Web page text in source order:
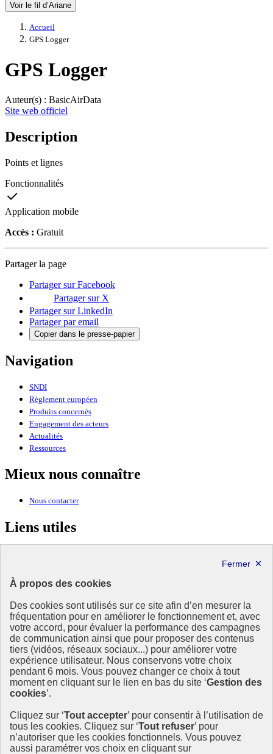
Voir le fil d’Ariane
Accueil
GPS Logger
GPS Logger
Auteur(s) : BasicAirData
Site web officiel
Description
Points et lignes
Fonctionnalités
Application mobile
Accès : Gratuit
Partager la page
Partager sur Facebook
Partager sur X
Partager sur LinkedIn
Partager par email
Copier dans le presse-papier
Navigation
SNDI
Règlement européen
Produits concernés
Engagement des acteurs
Actualités
Ressources
Mieux nous connaître
Nous contacter
Liens utiles
Négociations internationales sur le climat et la nature
MINISTÈRE
ÉCOLOGIQUE,
DE L'ÉNERGIE, DU CLIMAT
ET DE LA PRÉVENTION
DES RISQUES
Ce site est administré par le Commissariat général au développement
durable (CGDD), direction transversale du ministère de la Transition
écologique et de la Cohésion des territoires (MTECT), en charge du
pilotage de la mise en œuvre de la SNDI. Cette stratégie
l’Économie, de l’Europe et des affaires étrangères et de la
Recherche.
info.gouv.fr- ouvre une nouvelle fenêtre
À propos des cookies
Des cookies sont utilisés sur ce site afin d’en mesurer la
fréquentation pour en améliorer le fonctionnement et, avec
votre accord, pour évaluer la performance des campagnes
de communication ainsi que pour proposer des contenus
tiers (vidéos, réseaux sociaux...) pour améliorer votre
expérience utilisateur. Nous conservons votre choix
pendant 6 mois. Vous pouvez changer ce choix à tout
moment en cliquant sur le lien en bas du site ‘Gestion des
cookies’.
Cliquez sur ‘Tout accepter’ pour consentir à l’utilisation de
tous les cookies. Cliquez sur ‘Tout refuser’ pour
n’autoriser que les cookies fonctionnels. Vous pouvez
aussi paramétrer vos choix en cliquant sur